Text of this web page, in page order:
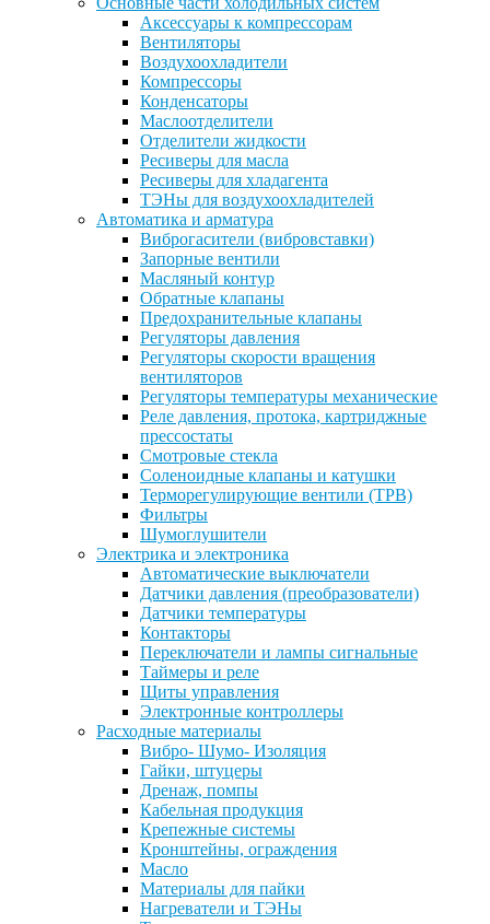
Аксессуары к компрессорам
Вентиляторы
Воздухоохладители
Компрессоры
Конденсаторы
Маслоотделители
Отделители жидкости
Ресиверы для масла
Ресиверы для хладагента
ТЭНы для воздухоохладителей
Автоматика и арматура
Виброгасители (вибровставки)
Запорные вентили
Масляный контур
Обратные клапаны
Предохранительные клапаны
Регуляторы давления
Регуляторы скорости вращения
вентиляторов
Регуляторы температуры механические
Реле давления, протока, картриджные
прессостаты
Смотровые стекла
Соленоидные клапаны и катушки
Терморегулирующие вентили (ТРВ)
Фильтры
Шумоглушители
Электрика и электроника
Автоматические выключатели
Датчики давления (преобразователи)
Датчики температуры
Контакторы
Переключатели и лампы сигнальные
Таймеры и реле
Щиты управления
Электронные контроллеры
Расходные материалы
Вибро- Шумо- Изоляция
Гайки, штуцеры
Дренаж, помпы
Кабельная продукция
Крепежные системы
Кронштейны, ограждения
Масло
Материалы для пайки
Нагреватели и ТЭНы